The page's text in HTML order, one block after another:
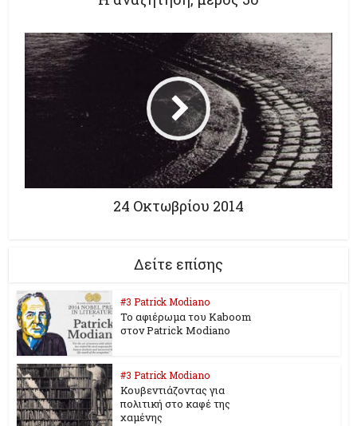
24 Οκτωβρίου 2014
Δείτε επίσης
#3 Patrick Modiano
To αφιέρωμα του Kaboom
στον Patrick Modiano
#3 Patrick Modiano
Κουβεντιάζοντας για
πολιτική στο καφέ της
χαμένης